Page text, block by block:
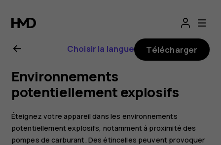
Guide
de
l'utilisateur
Nokia
2.1
Choisir la langue Télécharger
Environnements
potentiellement explosifs
Éteignez votre appareil dans les environnements
potentiellement explosifs, notamment à proximité des
pompes de carburant. Des étincelles peuvent provoquer